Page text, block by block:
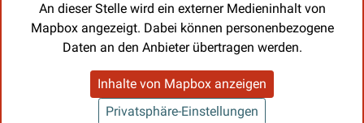
An dieser Stelle wird ein externer Medieninhalt von
Mapbox angezeigt. Dabei können personenbezogene
Daten an den Anbieter übertragen werden.
Inhalte von Mapbox anzeigen
Privatsphäre-Einstellungen